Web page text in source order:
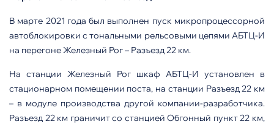
В марте 2021 года был выполнен пуск микропроцессорной
автоблокировки с тональными рельсовыми цепями АБТЦ-И
на перегоне Железный Рог – Разъезд 22 км.
На станции Железный Рог шкаф АБТЦ-И установлен в
стационарном помещении поста, на станции Разъезд 22 км
– в модуле производства другой компании-разработчика.
Разъезд 22 км граничит со станцией Обгонный пункт 22 км,